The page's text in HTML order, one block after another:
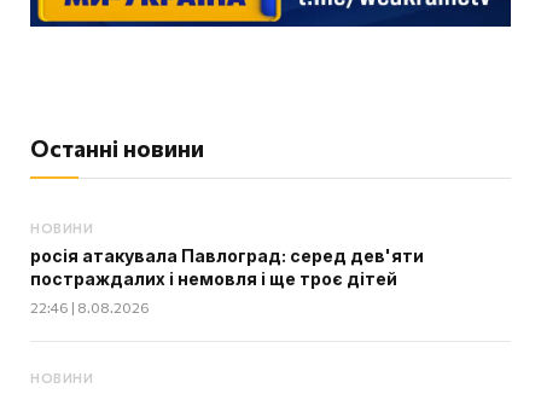
Останні новини
НОВИНИ
росія атакувала Павлоград: серед дев'яти
постраждалих і немовля і ще троє дітей
22:46 | 8.08.2026
НОВИНИ